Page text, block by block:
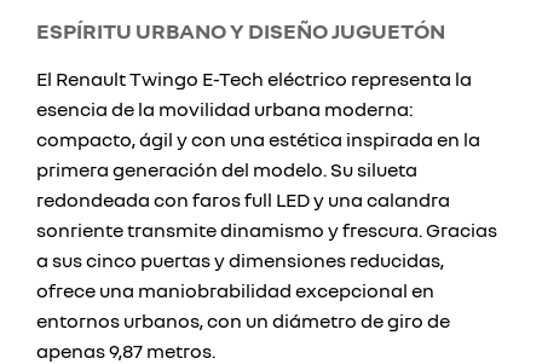
ESPÍRITU URBANO Y DISEÑO JUGUETÓN
El Renault Twingo E-Tech eléctrico representa la
esencia de la movilidad urbana moderna:
compacto, ágil y con una estética inspirada en la
primera generación del modelo. Su silueta
redondeada con faros full LED y una calandra
sonriente transmite dinamismo y frescura. Gracias
a sus cinco puertas y dimensiones reducidas,
ofrece una maniobrabilidad excepcional en
entornos urbanos, con un diámetro de giro de
apenas 9,87 metros.